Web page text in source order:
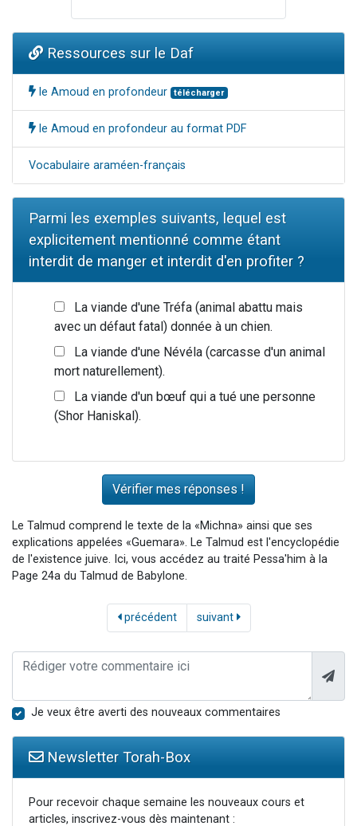
Ressources sur le Daf
le Amoud en profondeur télécharger
le Amoud en profondeur au format PDF
Vocabulaire araméen-français
Parmi les exemples suivants, lequel est
explicitement mentionné comme étant
interdit de manger et interdit d'en profiter ?
La viande d'une Tréfa (animal abattu mais
avec un défaut fatal) donnée à un chien.
La viande d'une Névéla (carcasse d'un animal
mort naturellement).
La viande d'un bœuf qui a tué une personne
(Shor Haniskal).
Le Talmud comprend le texte de la «Michna» ainsi que ses
explications appelées «Guemara». Le Talmud est l'encyclopédie
de l'existence juive. Ici, vous accédez au traité Pessa'him à la
Page 24a du Talmud de Babylone.
précédent suivant
Je veux être averti des nouveaux commentaires
Newsletter Torah-Box
Pour recevoir chaque semaine les nouveaux cours et
articles, inscrivez-vous dès maintenant :